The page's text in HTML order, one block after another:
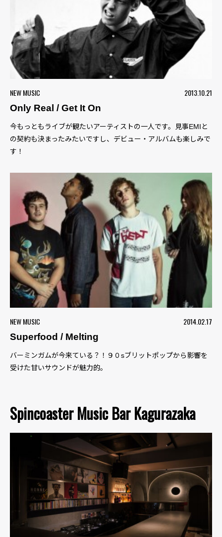
NEW MUSIC
2013.10.21
Only Real / Get It On
今もっともライブが観たいアーティストの一人です。見事EMIと
の契約も決まったみたいですし、デビュー・アルバムも楽しみで
す！
NEW MUSIC
2014.02.17
Superfood / Melting
バーミンガムが今来ている？！９０sブリットポップから影響を
受けた甘いサウンドが魅力的。
Spincoaster Music Bar Kagurazaka